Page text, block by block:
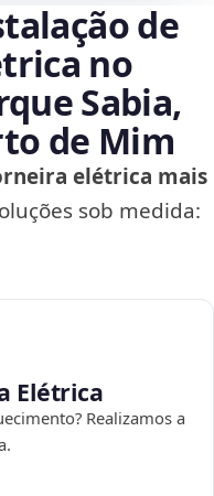
de
no
Sabia,
de Mim
elétrica mais
sob medida:
Elétrica
Realizamos a